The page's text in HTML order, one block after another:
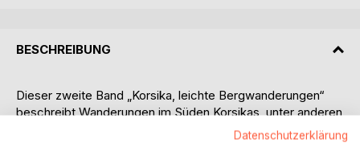
BESCHREIBUNG
Dieser zweite Band „Korsika, leichte Bergwanderungen“
beschreibt Wanderungen im Süden Korsikas, unter anderen
auch die neue Tour zum Piscia di Gallo mit dem Abstieg in
Datenschutzerklärung